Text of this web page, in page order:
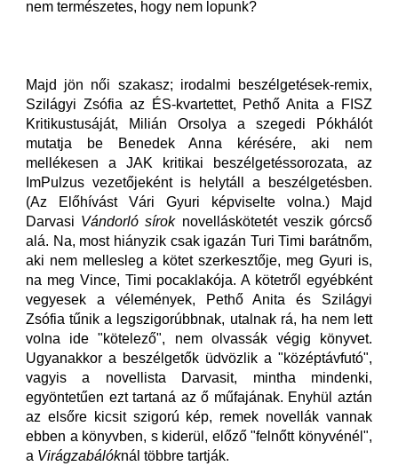
nem természetes, hogy nem lopunk?
Majd jön női szakasz; irodalmi beszélgetések-remix,
Szilágyi Zsófia az ÉS-kvartettet, Pethő Anita a FISZ
Kritikustusáját, Milián Orsolya a szegedi Pókhálót
mutatja be Benedek Anna kérésére, aki nem
mellékesen a JAK kritikai beszélgetéssorozata, az
ImPulzus vezetőjeként is helytáll a beszélgetésben.
(Az Előhívást Vári Gyuri képviselte volna.) Majd
Darvasi Vándorló síroknovelláskötetét veszik górcső
alá. Na, most hiányzik csak igazán Turi Timi barátnőm,
aki nem mellesleg a kötet szerkesztője, meg Gyuri is,
na meg Vince, Timi pocaklakója. A kötetről egyébként
vegyesek a vélemények, Pethő Anita és Szilágyi
Zsófia tűnik a legszigorúbbnak, utalnak rá, ha nem lett
volna ide "kötelező", nem olvassák végig könyvet.
Ugyanakkor a beszélgetők üdvözlik a "középtávfutó",
vagyis a novellista Darvasit, mintha mindenki,
egyöntetűen ezt tartaná az ő műfajának. Enyhül aztán
az elsőre kicsit szigorú kép, remek novellák vannak
ebben a könyvben, s kiderül, előző "felnőtt könyvénél",
a Virágzabálóknál többre tartják.